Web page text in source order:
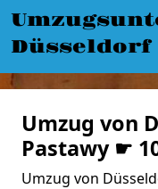
Düsseldorf
Umzug von
Pastawy ☛
Umzug von